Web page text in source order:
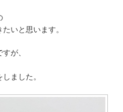
いと思います。
が、
ました。